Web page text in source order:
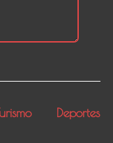
Deportes